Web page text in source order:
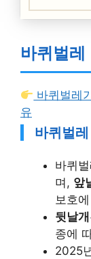
바퀴벌레
바퀴벌레
유
바퀴벌
바퀴
며, 앞
보호
뒷날개
종에
2025